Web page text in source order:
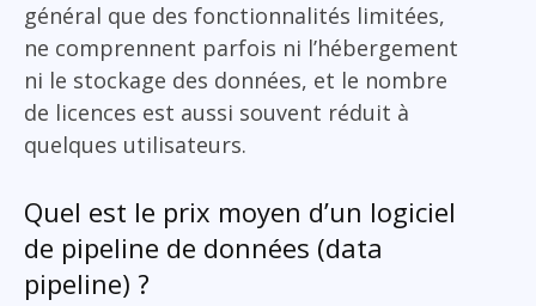
général que des fonctionnalités limitées,
ne comprennent parfois ni l’hébergement
ni le stockage des données, et le nombre
de licences est aussi souvent réduit à
quelques utilisateurs.
Quel est le prix moyen d’un logiciel
de pipeline de données (data
pipeline) ?